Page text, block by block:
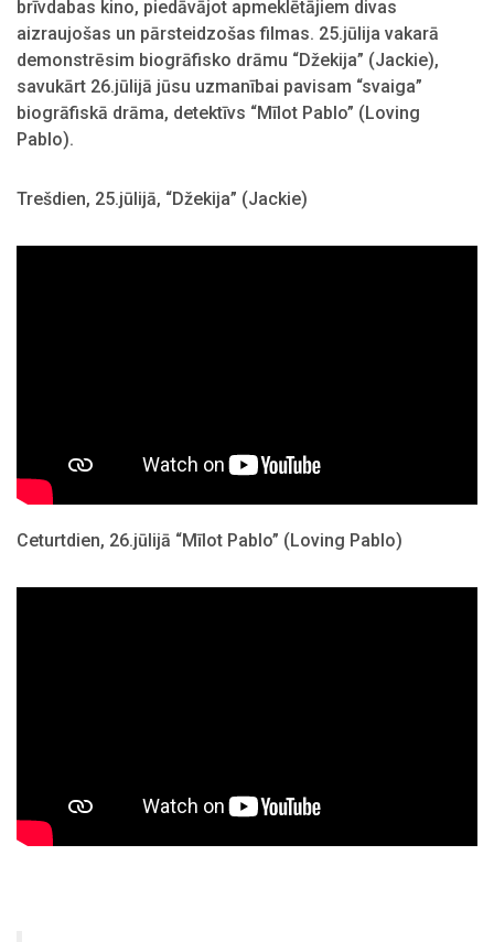
brīvdabas kino, piedāvājot apmeklētājiem divas
aizraujošas un pārsteidzošas filmas. 25.jūlija vakarā
demonstrēsim biogrāfisko drāmu “Džekija” (Jackie),
savukārt 26.jūlijā jūsu uzmanībai pavisam “svaiga”
biogrāfiskā drāma, detektīvs “Mīlot Pablo” (Loving
Pablo).
Trešdien, 25.jūlijā, “Džekija” (Jackie)
Ceturtdien, 26.jūlijā “Mīlot Pablo” (Loving Pablo)